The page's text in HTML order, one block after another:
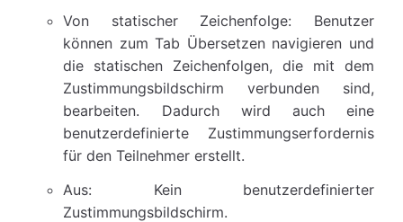
Von statischer Zeichenfolge: Benutzer
können zum Tab Übersetzen navigieren und
die statischen Zeichenfolgen, die mit dem
Zustimmungsbildschirm verbunden sind,
bearbeiten. Dadurch wird auch eine
benutzerdefinierte Zustimmungserfordernis
für den Teilnehmer erstellt.
Aus: Kein benutzerdefinierter
Zustimmungsbildschirm.